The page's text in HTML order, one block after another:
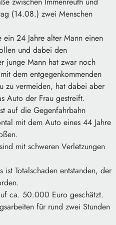
(14.08.) zwei Menschen
24 Jahre alter Mann einen
und dabei den
junge Mann hat zwar noch
dem entgegenkommenden
zu vermeiden, hat dabei aber
Auto der Frau gestreift.
auf die Gegenfahrbahn
mit dem Auto eines 44 Jahre
mit schweren Verletzungen
Totalschaden entstanden, der
ca. 50.000 Euro geschätzt.
für rund zwei Stunden